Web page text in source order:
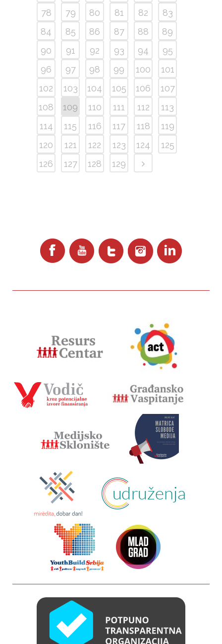
78
79 80 81 82
83
84
85 86 87 88
89
90
91 92 93 94
95
96
97 98 99 100
101
102
103 104 105 106
107
108
109 110 111 112
113
114
115 116 117 118
119
120
121 122 123 124
125
126
127 128 129